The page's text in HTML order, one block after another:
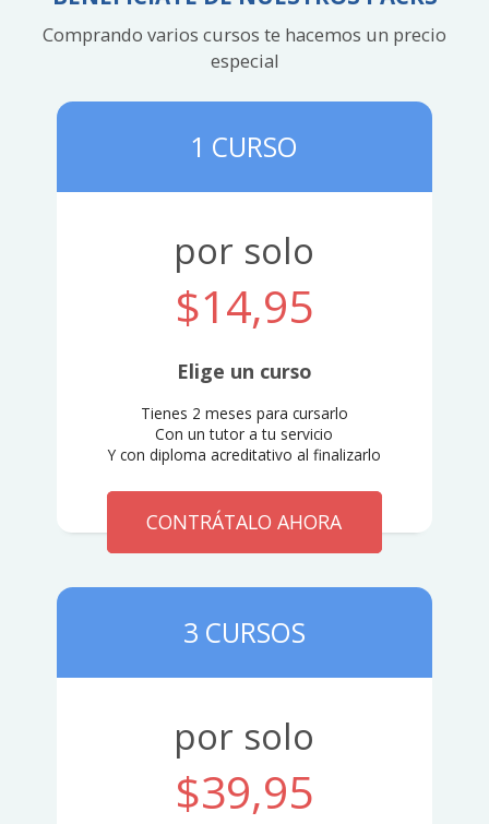
Comprando varios cursos te hacemos un precio
especial
1 CURSO
por solo
$14,95
Elige un curso
Tienes 2 meses para cursarlo
Con un tutor a tu servicio
Y con diploma acreditativo al finalizarlo
CONTRÁTALO AHORA
3 CURSOS
por solo
$39,95